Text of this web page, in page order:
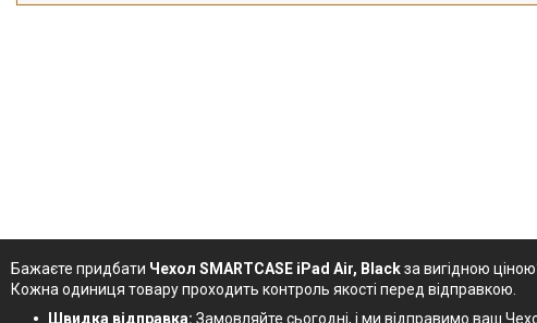
Бажаєте придбати Чехол SMARTCASE iPad Air, Blackза вигідною
Кожна одиниця товару проходить контроль якості перед відправкою.
Швидка відправка: Замовляйте сьогодні, і ми відправимо ваш